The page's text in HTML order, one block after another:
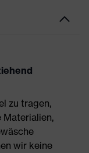
zu tragen,
wir keine